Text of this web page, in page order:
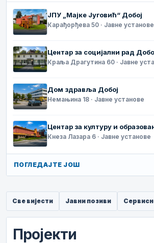
ЈПУ „Мајке Југовић“ Добој
Карађорђева 50 · Јавне установе
Центар за социјални рад
Краља Драгутина 60 · Јавне
Дом здравља Добој
Немањина 18 · Јавне установе
Центар за културу и
Кнеза Лазара 6 · Јавне установе
ПОГЛЕДАЈТЕ ЈОШ
Све вијести Јавни позиви
Пројекти